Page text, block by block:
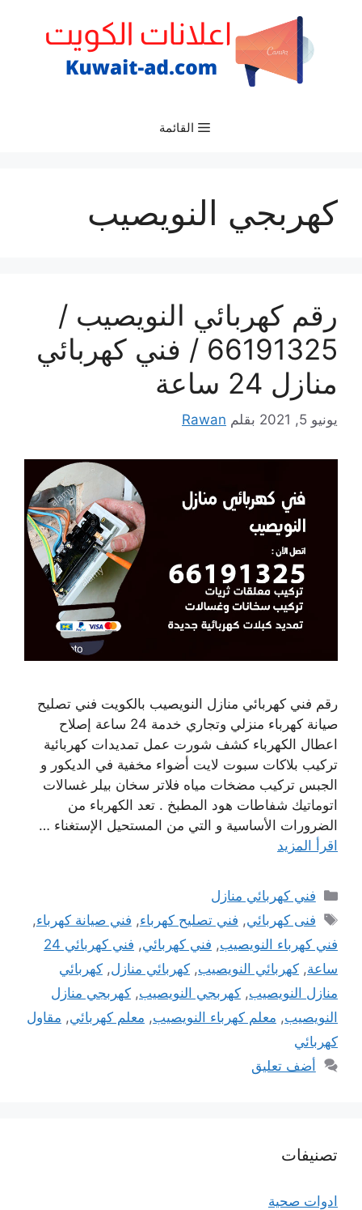
القائمة
كهربجي النويصيب
رقم كهربائي النويصيب /
66191325‬ / فني كهربائي
منازل 24 ساعة
يونيو 5, 2021 بقلم Rawan
رقم فني كهربائي منازل النويصيب بالكويت فني تصليح
صيانة كهرباء منزلي وتجاري خدمة 24 ساعة إصلاح
اعطال الكهرباء كشف شورت عمل تمديدات كهربائية
تركيب بلاكات سبوت لايت أضواء مخفية في الديكور و
الجبس تركيب مضخات مياه فلاتر سخان بيلر غسالات
اتوماتيك شفاطات هود المطبخ . تعد الكهرباء من
الضرورات الأساسية و التي من المستحيل الإستغناء …
اقرأ المزيد
التصنيفات
فني كهربائي منازل
الوسوم
فنى كهربائي, فني تصليح كهرباء, فني صيانة كهرباء,
فني كهرباء النويصيب, فني كهربائي,
فني كهربائي 24
ساعة, كهربائي النويصيب, كهربائي منازل, كهربائي
منازل النويصيب, كهربجي النويصيب, كهربجي منازل
النويصيب, معلم كهرباء النويصيب, معلم كهربائي, مقاول
كهربائي
أضف تعليق
تصنيفات
ادوات صحية